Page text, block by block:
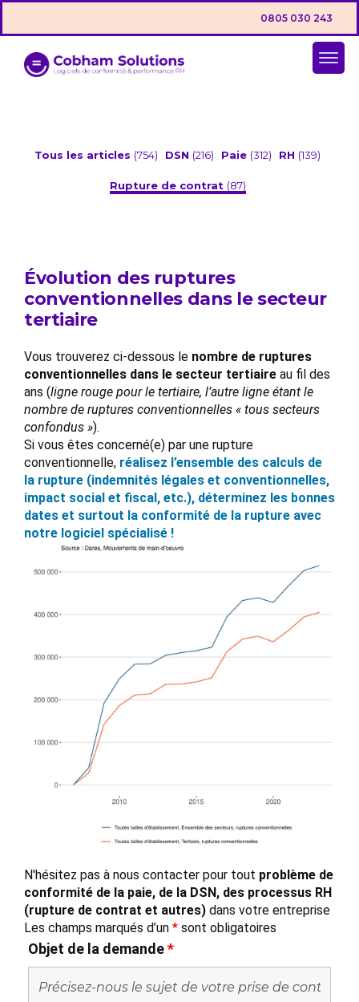
0805 030 243
Tous les articles (754) DSN (216) Paie (312) RH (139)
Rupture de contrat (87)
Évolution des ruptures
conventionnelles dans le secteur
tertiaire
Vous trouverez ci-dessous le nombre de ruptures
conventionnelles dans le secteur tertiaire au fil des
ans (ligne rouge pour le tertiaire, l’autre ligne étant le
nombre de ruptures conventionnelles « tous secteurs
confondus »).
Si vous êtes concerné(e) par une rupture
conventionnelle, réalisez l’ensemble des calculs de
la rupture (indemnités légales et conventionnelles,
impact social et fiscal, etc.), déterminez les bonnes
dates et surtout la conformité de la rupture avec
notre logiciel spécialisé !
N'hésitez pas à nous contacter pour tout problème de
conformité de la paie, de la DSN, des processus RH
(rupture de contrat et autres) dans votre entreprise
Les champs marqués d’un * sont obligatoires
Objet de la demande*